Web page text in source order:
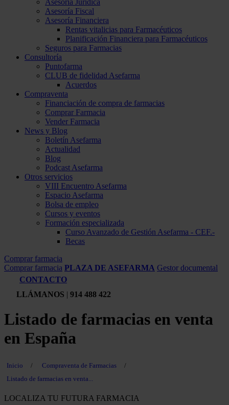
Asesoría Jurídica
Asesoría Fiscal
Asesoría Financiera
Rentas vitalicias para Farmacéuticos
Planificación Financiera para Farmacéuticos
Seguros para Farmacias
Consultoría
Puntofarma
CLUB de fidelidad Asefarma
Acuerdos
Compraventa
Financiación de compra de farmacias
Comprar Farmacia
Vender Farmacia
News y Blog
Boletín Asefarma
Actualidad
Blog
Podcast Asefarma
Otros servicios
VIII Encuentro Asefarma
Espacio Asefarma
Bolsa de empleo
Cursos y eventos
Formación especializada
Curso Avanzado de Gestión Asefarma - CEF.-
Becas
Comprar farmacia
Comprar farmacia PLAZA DE ASEFARMA Gestor documental
CONTACTO
LLÁMANOS | 914 488 422
Listado de farmacias en venta
en España
Inicio / Compraventa de Farmacias
/
Listado de farmacias en venta...
LOCALIZA TU FUTURA FARMACIA